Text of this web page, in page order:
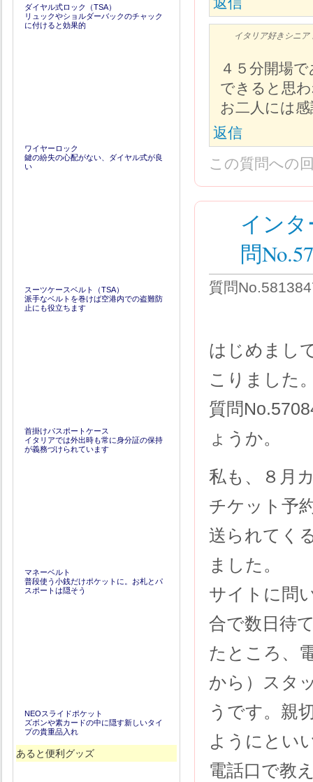
イタリア好きシニア
４５分開場
できると思
お二人には
返信
この質問への
イン
問
質問
はじめまし
こりました
質問
ょうか。
私も、８月
チケット予
送られてく
ました。
サイトに問
合で数日待
たところ、
から）スタ
うです。親
ようにとい
電話口で教
ダイヤル式ロック（TSA）
リュックやショルダーバックのチャック
に付けると効果的
ワイヤーロック
鍵の紛失の心配がない、ダイヤル式が良
い
スーツケースベルト（TSA）
派手なベルトを巻けば空港内での盗難防
止にも役立ちます
首掛けパスポートケース
イタリアでは外出時も常に身分証の保持
が義務づけられています
マネーベルト
普段使う小銭だけポケットに。お札とパ
スポートは隠そう
NEOスライドポケット
ズボンや素カードの中に隠す新しいタイ
プの貴重品入れ
あると便利グッズ